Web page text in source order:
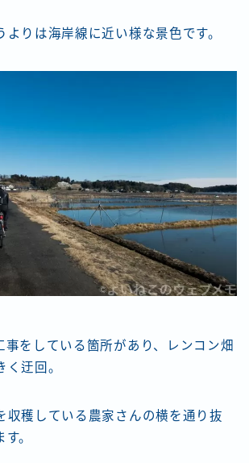
よりは海岸線に近い様な景色です。
事をしている箇所があり、レンコン畑
く迂回。
収穫している農家さんの横を通り抜
。